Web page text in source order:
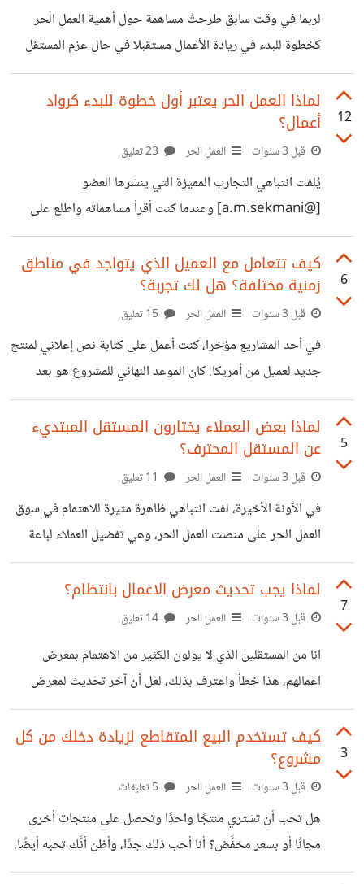
هذه المهام تستهلك وقتاً وجهداً كبيراً من المستقلين، وتحول دون
التركيز على الأعمال الإبداعية والمبتكرة. باستخدام الذكاء
وتوفير المزيد من
لربما في وقت سابق طرحتُ مساهمة حول أهمية العمل الحر
كخطوة للبدء في ريادة الأعمال مستقبلا في حال عزم المستقل
على ذلك، https://io.hsoub.com/go/151457 لكن
السؤال الذي يهمني كيف يفكر ريادي الاعمال، ما الفرق بين
العقليتين اي المستقل وريادي الأعمال؟ مثلًا ما الفرق بين كليهما
في الرؤية، بمعنى على ماذا تركز عقلية المستقل؟ أيضًا ما الفرق
بينهم من جهة التطور، ومن جهة التأثير لكل واحج منهما ؟ كيف
يتعلم كلاهما وينمي معرفته؟ كيف كل واحد منهم يقيس نجاحه؟
12
لماذا العمل الحر يعتبر أول خطوة للبدء كرواد
أعمال؟
قبل 3 سنوات العمل الحر
يُلفت انتباهي التجارب المميزة التي ينشرها العضو
[@a.m.sekmani] وعندما كنت أقرأ مساهماته واطلع على
فيديوهاته، تذكرتُ صديقي والذي كان يحدثني عن تجربته وما
الذي حدث معه الفترة السابقة، فأعجبتني تجربته كثيرا، وكيف
استغل العمل الحر لكي يبدأ ويصبح رائد أعمال مهم. تبدأ قصته
بعمله كمهندس برمجيات في شركة كبيرة، لكنه لم يكن راضيا عن
وضعه الوظيفي والمالي. لذلك قرر أن يبدأ مشروعه الخاص، لكنه
في طريقه وجد أنه لا يمتلك الخبرة ولا المال الكافيين لعمل
6
كيف تتعامل مع العميل الذي يتواجد في مناطق
زمنية مختلفة؟ هل لك تجربة؟
قبل 3 سنوات العمل الحر
في أحد المشاريع مؤخرا، كنت أعمل على كتابة نص إعلاني لمنتج
جديد لعميل من أمريكا. كان الموعد النهائي للمشروع هو بعد
أسبوع وكنت بحاجة إلى موافقة العميل على النص قبل تسجيله
بصوت محترف. كنت أرسل له النص عبر البريد الإلكتروني
وأطلب منه رأيه وتعديلاته. ولكن كان الرد يأتي بعد يوم أو
سبب التأخير في الرد وقال لي أنه يعاني من ازدحام شديد في
العمل وأنه لا يستطيع التحقق من بريده
5
لماذا بعض العملاء يختارون المستقل المبتديء
عن المستقل المحترف؟
قبل 3 سنوات العمل الحر
في الآونة الأخيرة، لفت انتباهي ظاهرة مثيرة للاهتمام في سوق
العمل الحر على منصت العمل الحر، وهي تفضيل العملاء لباعة
جدد أو مبتدئين على باعة ذوي خبرة وسمعة. في البداية، ظننت
أن السبب هو الفرق في التكلفة، فقد يكون البائع الجديد يقدم
خدماته بأسعار أقل من المحترف. ولكن بعد مراجعة بعض
كثيرة حيث يختار العميل البائع المبتدئ حتى إذا كان سعره
مساوياً أو أعلى من سعر الخبير. فما هو التفسير
7
لماذا يجب تحديث معرض الاعمال بانتظام؟
قبل 3 سنوات العمل الحر
انا من المستقلين الذي لا يولون الكثير من الاهتمام بمعرض
اعمالهم، هذا خطأ واعترف بذلك، لعل أن آخر تحديث لمعرض
أعمالي كان منذ أكثر من ثلاث سنوات، ولكن الفترة الأخيرة بدأت
أعمل على تحديثه، قد يقول ما قائل ولماذا نحدث معرض
الأعمال؟ ما الفائدة التي سنجنيها من وراء تحديث المعرض
الأعمال؟ معرض الأعمال كالسيرة الذاتية يحتاج لتحديثه بين
حين وآخر، فمثلا ما بين وفترة نشعر بأن أدائنا أصبح أفضل،
تطورنا مهنيا، وبالتالي العينات القديمة بجاجة للتخلص منها، ربما
3
كيف تستخدم البيع المتقاطع لزيادة دخلك من كل
مشروع؟
قبل 3 سنوات العمل الحر
هل تحب أن تشتري منتجًا واحدًا وتحصل على منتجات أخرى
مجانًا أو بسعر مخفَّض؟ أنا أحب ذلك جدًا، وأظن أنَّك تحبه أيضًا.
هذه هي فكرة البيع المتقاطع، وهي استراتيجية مبيعات فعالة